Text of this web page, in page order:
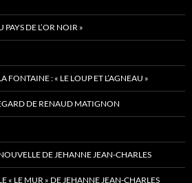
DE L’OR NOIR »
FONTAINE : « LE LOUP ET L’AGNEAU »
DE RENAUD MATIGNON
DE JEHANNE JEAN-CHARLES
« LE MUR » DE JEHANNE JEAN-CHARLES